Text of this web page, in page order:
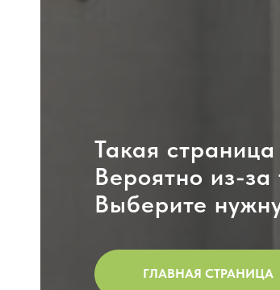
Такая
Вероятно из-за
Выберите
ГЛАВНАЯ СТРАНИЦА